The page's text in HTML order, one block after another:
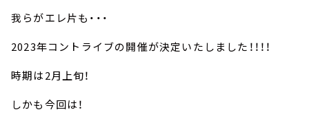
我らがエレ片も・・・
2023年コントライブの開催が決定いたしました！！！！
時期は2月上旬！
しかも今回は！